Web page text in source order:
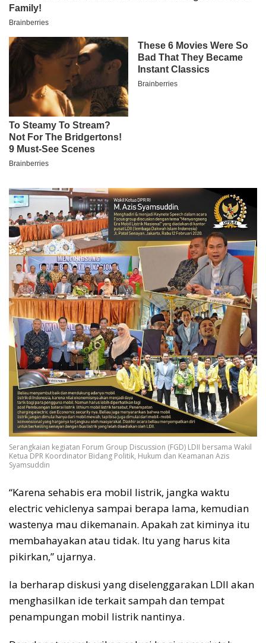
Serangkaian kegiatan Forum Group Discussion (FGD) LDII bersama Wakil
Ketua DPR Koordinator Bidang Politik, Hukum dan Keamanan Azis
Syamsuddin
“Karena sehabis era mobil listrik, jangka waktu
electric vehiclenya sampai berapa lama, kemudian
wastenya mau dikemanain. Apakah zat kiminya itu
membahayakan atau tidak. Itu yang harus kita
pikirkan,” ujarnya.
Ia berharap diskusi yang diselenggarakan LDII akan
menghasilkan ide terkait sampah dan tempat
penampungan mobil listrik nantinya.